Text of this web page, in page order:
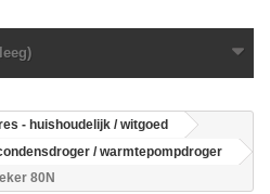
- huishoudelijk / witgoed
/ warmtepompdroger
80N